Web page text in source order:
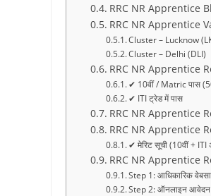
RRC NR Apprentice
RRC NR Apprentice
Cluster – Lucknow
Cluster – Delhi (DLI)
RRC NR Apprentice
✔ 10वीं / Matric पास
✔ ITI ट्रेड में पास
RRC NR Apprentice
RRC NR Apprentice
✔ मेरिट सूची (10वीं +
RRC NR Apprentice
Step 1: आधिकारिक
Step 2: ऑनलाइन आवेदन